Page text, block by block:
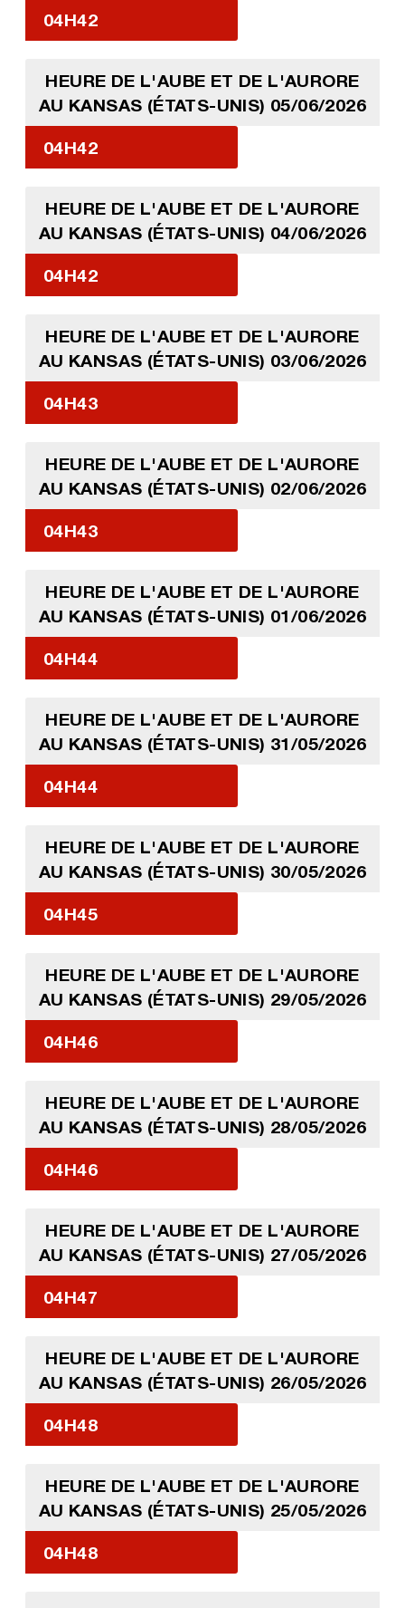
04H42
HEURE DE L'AUBE ET DE L'AURORE
AU KANSAS (ÉTATS-UNIS) 05/06/2026
04H42
HEURE DE L'AUBE ET DE L'AURORE
AU KANSAS (ÉTATS-UNIS) 04/06/2026
04H42
HEURE DE L'AUBE ET DE L'AURORE
AU KANSAS (ÉTATS-UNIS) 03/06/2026
04H43
HEURE DE L'AUBE ET DE L'AURORE
AU KANSAS (ÉTATS-UNIS) 02/06/2026
04H43
HEURE DE L'AUBE ET DE L'AURORE
AU KANSAS (ÉTATS-UNIS) 01/06/2026
04H44
HEURE DE L'AUBE ET DE L'AURORE
AU KANSAS (ÉTATS-UNIS) 31/05/2026
04H44
HEURE DE L'AUBE ET DE L'AURORE
AU KANSAS (ÉTATS-UNIS) 30/05/2026
04H45
HEURE DE L'AUBE ET DE L'AURORE
AU KANSAS (ÉTATS-UNIS) 29/05/2026
04H46
HEURE DE L'AUBE ET DE L'AURORE
AU KANSAS (ÉTATS-UNIS) 28/05/2026
04H46
HEURE DE L'AUBE ET DE L'AURORE
AU KANSAS (ÉTATS-UNIS) 27/05/2026
04H47
HEURE DE L'AUBE ET DE L'AURORE
AU KANSAS (ÉTATS-UNIS) 26/05/2026
04H48
HEURE DE L'AUBE ET DE L'AURORE
AU KANSAS (ÉTATS-UNIS) 25/05/2026
04H48